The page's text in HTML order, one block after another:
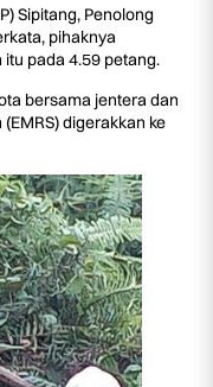
Sipitang, Penolong
pihaknya
pada 4.59 petang.
bersama jentera dan
digerakkan ke